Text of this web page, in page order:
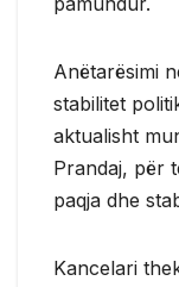
Anëtarësimi
stabilitet
aktualisht
Prandaj, për
paqja dhe
Kancelari